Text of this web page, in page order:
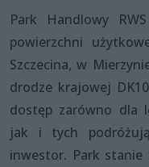
Park Handlowy
powierzchni
Szczecina, w
drodze krajowej
dostęp zarówno dla
jak i tych
inwestor. Park